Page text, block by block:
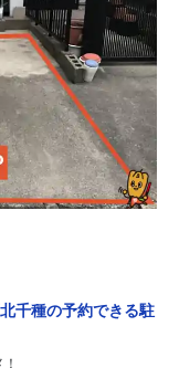
千種の予約できる駐